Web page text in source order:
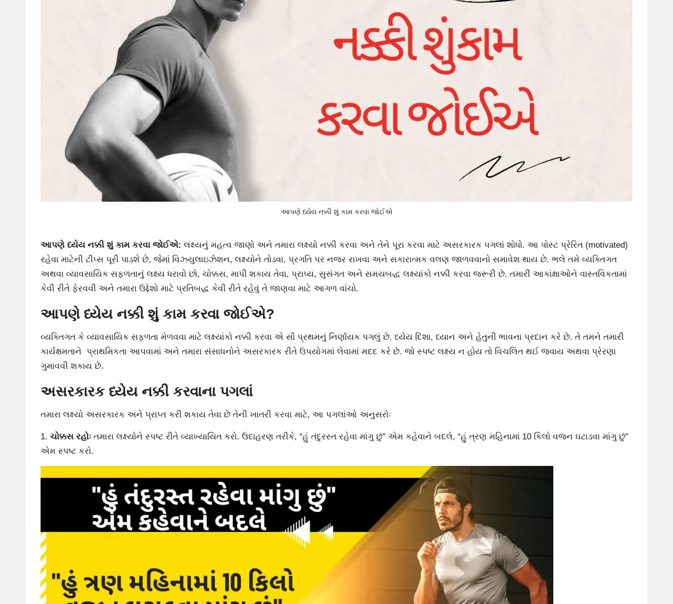
આપણે ધ્યેય નક્કી શું કામ કરવા જોઈએ
આપણે ધ્યેય નક્કી શું કામ કરવા જોઈએ: લક્ષ્યનું મહત્વ જાણો અને તમારા લક્ષ્યો નક્કી કરવા અને તેને પૂરા કરવા માટે અસરકારક પગલાં શોધો. આ પોસ્ટ પ્રેરિત (motivated)
રહેવા માટેની ટીપ્સ પૂરી પાડશે છે, જેમાં વિઝ્યુલાઇઝેશન, લક્ષ્યોને તોડવા, પ્રગતિ પર નજર રાખવા અને સકારાત્મક વલણ જાળવવાનો સમાવેશ થાય છે. ભલે તમે વ્યક્તિગત
અથવા વ્યાવસાયિક સફળતાનું લક્ષ્ય ધરાવો છો, ચોક્કસ, માપી શકાય તેવા, પ્રાપ્ય, સુસંગત અને સમયબદ્ધ લક્ષ્યાંકો નક્કી કરવા જરૂરી છે. તમારી આકાંક્ષાઓને વાસ્તવિકતામાં
કેવી રીતે ફેરવવી અને તમારા ઉદ્દેશો માટે પ્રતિબદ્ધ કેવી રીતે રહેવું તે જાણવા માટે આગળ વાંચો.
આપણે ધ્યેય નક્કી શું કામ કરવા જોઈએ?
વ્યક્તિગત કે વ્યાવસાયિક સફળતા મેળવવા માટે લક્ષ્યાંકો નક્કી કરવા એ સૌ પ્રથમનું નિર્ણાયક પગલું છે. ધ્યેય દિશા, ધ્યાન અને હેતુની ભાવના પ્રદાન કરે છે. તે તમને તમારી
કાર્યક્ષમતાને પ્રાથમિકતા આપવામાં અને તમારા સંસાધનોને અસરકારક રીતે ઉપયોગમાં લેવામાં મદદ કરે છે. જો સ્પષ્ટ લક્ષ્ય ન હોય તો વિચલિત થઈ જવાય અથવા પ્રેરણા
ગુમાવવી શકાય છે.
અસરકારક ધ્યેય નક્કી કરવાના પગલાં
તમારા લક્ષ્યો અસરકારક અને પ્રાપ્ત કરી શકાય તેવા છે તેની ખાતરી કરવા માટે, આ પગલાંઓ અનુસરોઃ
1. ચોક્કસ રહોઃ તમારા લક્ષ્યોને સ્પષ્ટ રીતે વ્યાખ્યાયિત કરો. ઉદાહરણ તરીકે, “હું તંદુરસ્ત રહેવા માંગુ છું” એમ કહેવાને બદલે, “હું ત્રણ મહિનામાં 10 કિલો વજન ઘટાડવા માંગુ છું”
એમ સ્પષ્ટ કરો.